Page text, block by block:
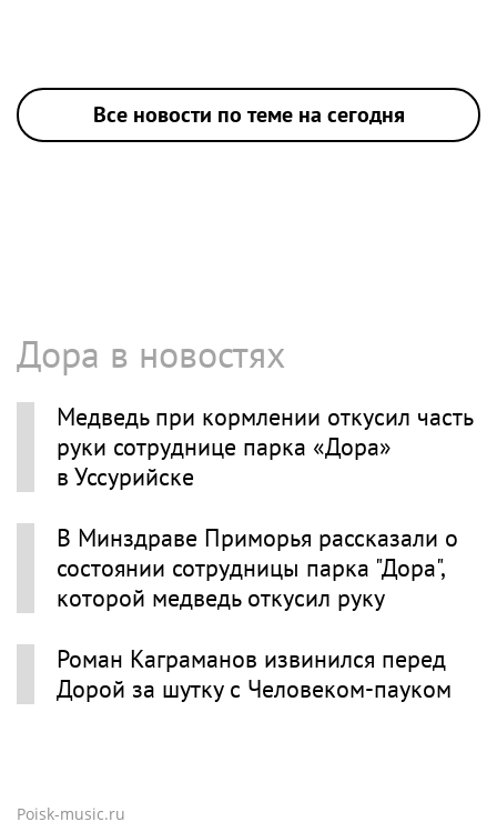
Все новости по теме на сегодня
Дора в новостях
Медведь при кормлении откусил часть
руки сотруднице парка «Дора»
в Уссурийске
В Минздраве Приморья рассказали о
состоянии сотрудницы парка "Дора",
которой медведь откусил руку
Роман Каграманов извинился перед
Дорой за шутку с Человеком-пауком
Poisk-music.ru